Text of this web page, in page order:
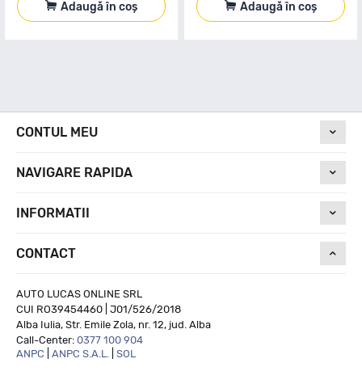
Adaugă în coș Adaugă în coș
CONTUL MEU
NAVIGARE RAPIDA
INFORMATII
CONTACT
AUTO LUCAS ONLINE SRL
CUI RO39454460 | J01/526/2018
Alba Iulia, Str. Emile Zola, nr. 12, jud. Alba
Call-Center: 0377 100 904
ANPC
ANPC S.A.L. SOL